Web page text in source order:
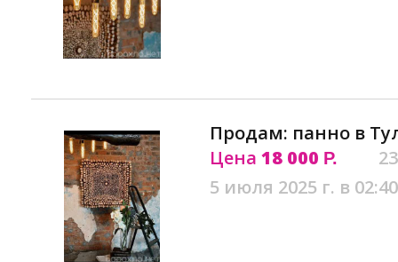
Продам: панно в
Цена 18 000 Р.
5 июля 2025 г. в 02:40